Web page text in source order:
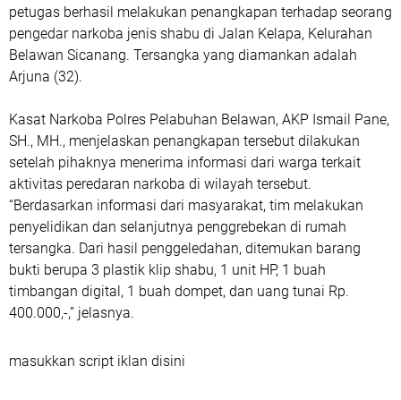
petugas berhasil melakukan penangkapan terhadap seorang
pengedar narkoba jenis shabu di Jalan Kelapa, Kelurahan
Belawan Sicanang. Tersangka yang diamankan adalah
Arjuna (32).
Kasat Narkoba Polres Pelabuhan Belawan, AKP Ismail Pane,
SH., MH., menjelaskan penangkapan tersebut dilakukan
setelah pihaknya menerima informasi dari warga terkait
aktivitas peredaran narkoba di wilayah tersebut.
“Berdasarkan informasi dari masyarakat, tim melakukan
penyelidikan dan selanjutnya penggrebekan di rumah
tersangka. Dari hasil penggeledahan, ditemukan barang
bukti berupa 3 plastik klip shabu, 1 unit HP, 1 buah
timbangan digital, 1 buah dompet, dan uang tunai Rp.
400.000,-,” jelasnya.
masukkan script iklan disini